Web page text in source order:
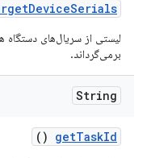
DeviceSerials
لیستی از سریال‌های دستگاه
برمی‌گرداند.
String
getTaskId
()